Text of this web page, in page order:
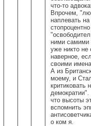
что-то
Впрочем,
наплевать
ними самими
уже никто
наверное,
своими
А из
моему, и
критиковать
что высоты
вспомнить
о ком я.